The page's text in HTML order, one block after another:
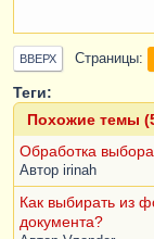
ВВЕРХ Страницы
Теги:
Похожие темы
Обработка
Автор irinah
Как выбирать из
документа?